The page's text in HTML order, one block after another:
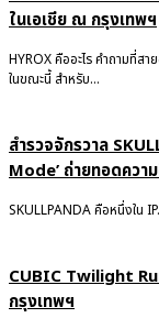
ในเอเชีย ณ กรุงเทพฯ
HYROX คืออะไร คำถามที่ส
ในขณะนี้ สำหรับ...
สำรวจจักรวาล
Mode’ ถ่ายทอดควา
SKULLPANDA คือหนึ่งใน
CUBIC Twilight
กรุงเทพฯ